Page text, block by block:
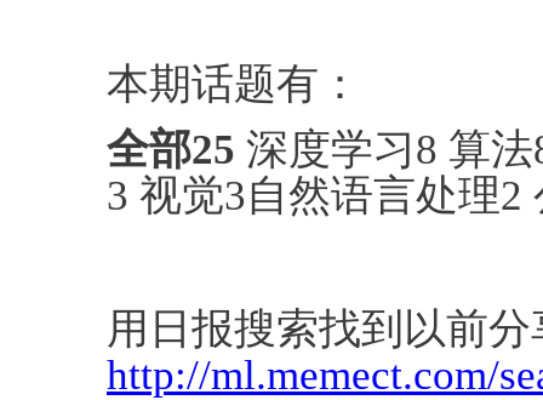
本期话题有：
全部25 深度学习8 算
3 视觉3自然语言处理2
用日报搜索找到以前
http://ml.memect.com/